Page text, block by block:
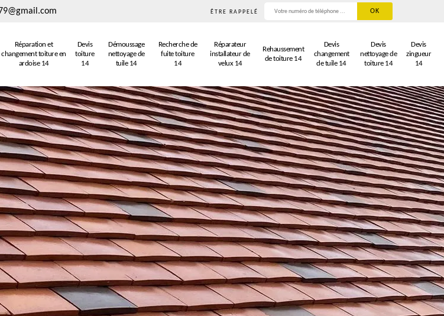
ÊTRE RAPPELÉ
Réparation et
changement toiture en
ardoise 14
Devis
toiture
14
Démoussage
nettoyage de
tuile 14
Recherche de
fuite toiture
14
Réparateur
installateur de
velux 14
Rehaussement
de toiture 14
Devis
changement
de tuile 14
Devis
nettoyage de
toiture 14
Devis
zingueur
14